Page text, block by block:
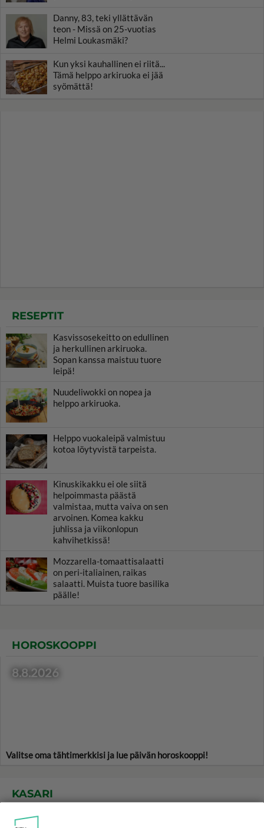
Danny, 83, teki yllättävän
teon - Missä on 25-vuotias
Helmi Loukasmäki?
Kun yksi kauhallinen ei riitä...
Tämä helppo arkiruoka ei jää
syömättä!
RESEPTIT
Kasvissosekeitto on edullinen
ja herkullinen arkiruoka.
Sopan kanssa maistuu tuore
leipä!
Nuudeliwokki on nopea ja
helppo arkiruoka.
Helppo vuokaleipä valmistuu
kotoa löytyvistä tarpeista.
Kinuskikakku ei ole siitä
helpoimmasta päästä
valmistaa, mutta vaiva on sen
arvoinen. Komea kakku
juhlissa ja viikonlopun
kahvihetkissä!
Mozzarella-tomaattisalaatti
on peri-italiainen, raikas
salaatti. Muista tuore basilika
päälle!
HOROSKOOPPI
8.8.2026
Valitse oma tähtimerkkisi ja lue päivän horoskooppi!
KASARI